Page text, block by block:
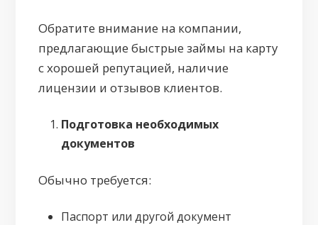
Обратите внимание на компании,
предлагающие быстрые займы на карту
с хорошей репутацией, наличие
лицензии и отзывов клиентов.
Подготовка необходимых
документов
Обычно требуется:
Паспорт или другой документ